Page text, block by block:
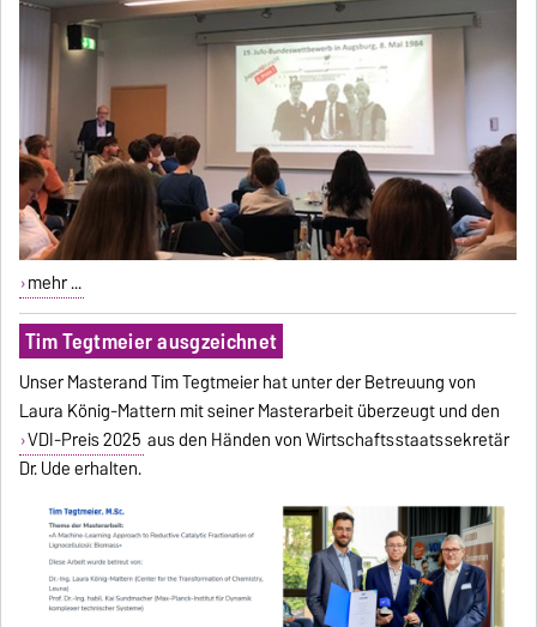
mehr ...
Tim Tegtmeier ausgzeichnet
Unser Masterand Tim Tegtmeier hat unter der Betreuung von
Laura König-Mattern mit seiner Masterarbeit überzeugt und den
VDI-Preis 2025 aus den Händen von Wirtschaftsstaatssekretär
Dr. Ude erhalten.